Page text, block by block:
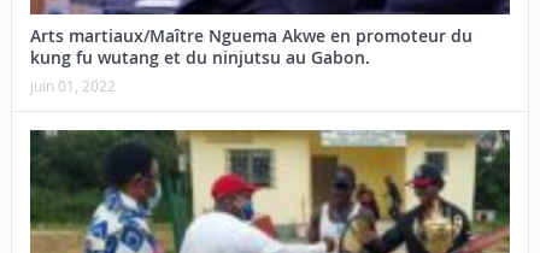
Arts martiaux/Maître Nguema Akwe en promoteur du
kung fu wutang et du ninjutsu au Gabon.
juin 01, 2022